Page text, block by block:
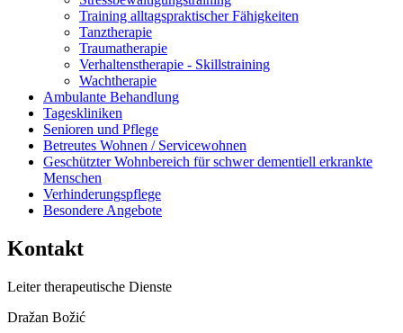
Training alltagspraktischer Fähigkeiten
Tanztherapie
Traumatherapie
Verhaltenstherapie - Skillstraining
Wachtherapie
Ambulante Behandlung
Tageskliniken
Senioren und Pflege
Betreutes Wohnen / Servicewohnen
Geschützter Wohnbereich für schwer dementiell erkrankte
Menschen
Verhinderungspflege
Besondere Angebote
Kontakt
Leiter therapeutische Dienste
Dražan Božić